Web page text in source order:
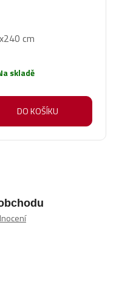
cm
skladě
DO KOŠÍKU